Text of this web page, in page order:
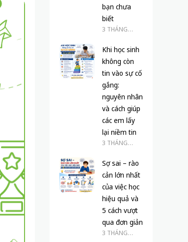
bạn chưa
biết
3 THÁNG
Khi học sinh
không còn
tin vào sự cố
gắng:
nguyên nhân
và cách giúp
các em lấy
lại niềm tin
3 THÁNG
Sợ sai – rào
cản lớn nhất
của việc học
hiệu quả và
5 cách vượt
qua đơn giản
3 THÁNG